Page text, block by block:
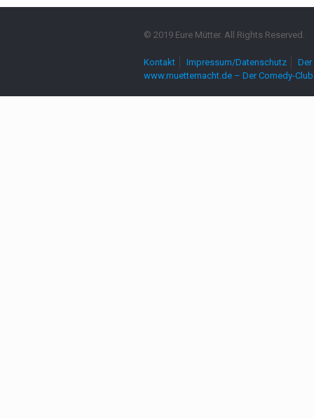
© 2019 Eure Mütter. All Rights Reserved.
Kontakt Impressum/Datenschutz
www.muetternacht.de – Der Comedy-Club